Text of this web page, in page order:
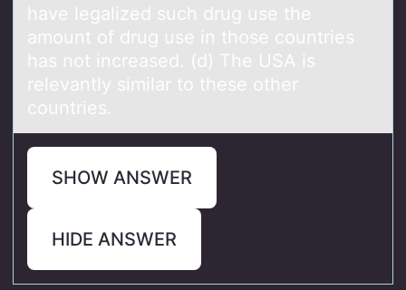
have legalized such drug use the
amount of drug use in those countries
has not increased. (d) The USA is
relevantly similar to these other
countries.
SHOW ANSWER
HIDE ANSWER